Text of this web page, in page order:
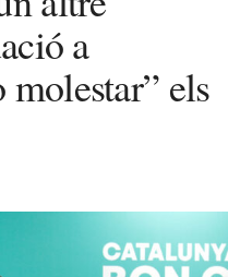
a
els